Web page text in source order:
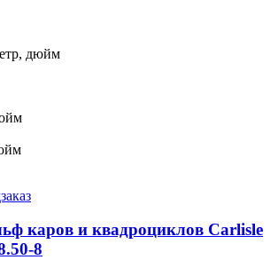
дюйм
каров и квадроциклов Carlisle
8